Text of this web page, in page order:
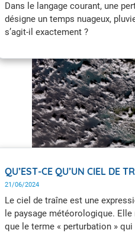
Dans le langage courant, une
désigne un temps nuageux,
s’agit-il exactement ?
QU’EST-CE QU’UN CIEL DE
21/06/2024
Le ciel de traîne est une
le paysage météorologique.
que le terme « perturbation »